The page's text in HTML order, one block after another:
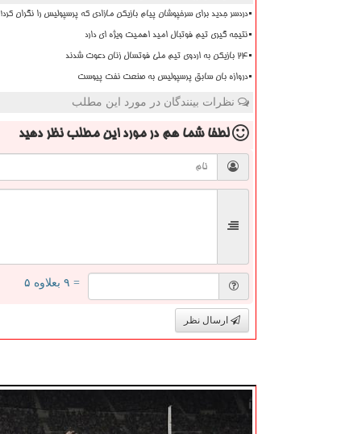
دردسر جدید برای سرخپوشان پیام بازیکن مازادی که پرسپولیس را نگران کرد!
نتیجه گیری تیم فوتبال امید اهمیت ویژه ای دارد
۲۴ بازیکن به اردوی تیم ملی فوتسال زنان دعوت شدند
دروازه بان سابق پرسپولیس به صنعت نفت پیوست
نظرات بینندگان در مورد این مطلب
لطفا شما همدر مورد این مطلب نظر دهید
= ۹ بعلاوه ۵
ارسال نظر